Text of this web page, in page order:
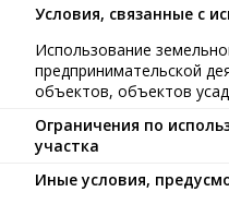
Условия, связанные с
Использование
предпринимательской
объектов, объектов
Ограничения по
участка
Иные условия,